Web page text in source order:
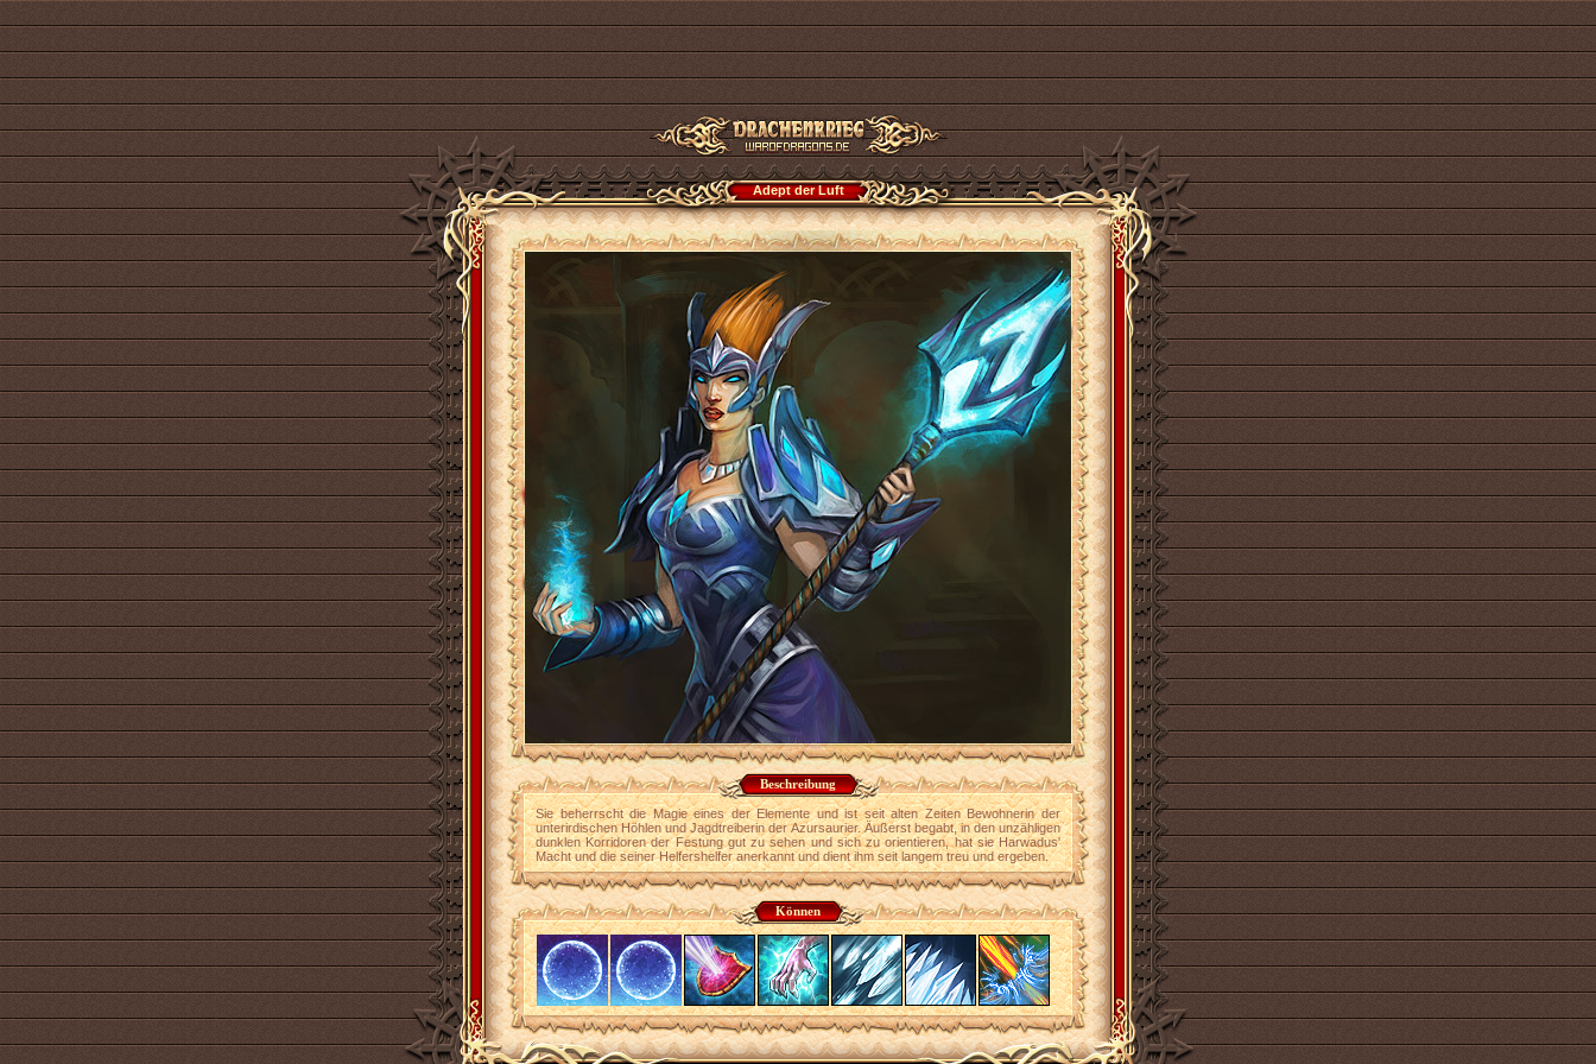
Adept der Luft
Beschreibung
Sie beherrscht die Magie eines der Elemente und ist seit alten Zeiten Bewohnerin der
unterirdischen Höhlen und Jagdtreiberin der Azursaurier. Äußerst begabt, in den unzähligen
dunklen Korridoren der Festung gut zu sehen und sich zu orientieren, hat sie Harwadus'
Macht und die seiner Helfershelfer anerkannt und dient ihm seit langem treu und ergeben.
Können